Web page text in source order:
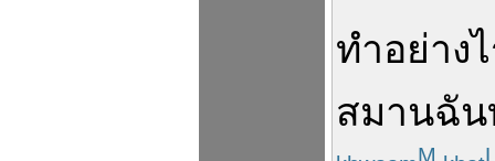
ทำอย่าง
สมานฉั
M